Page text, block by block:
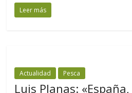
Leer más
Actualidad Pesca
Luis Planas: